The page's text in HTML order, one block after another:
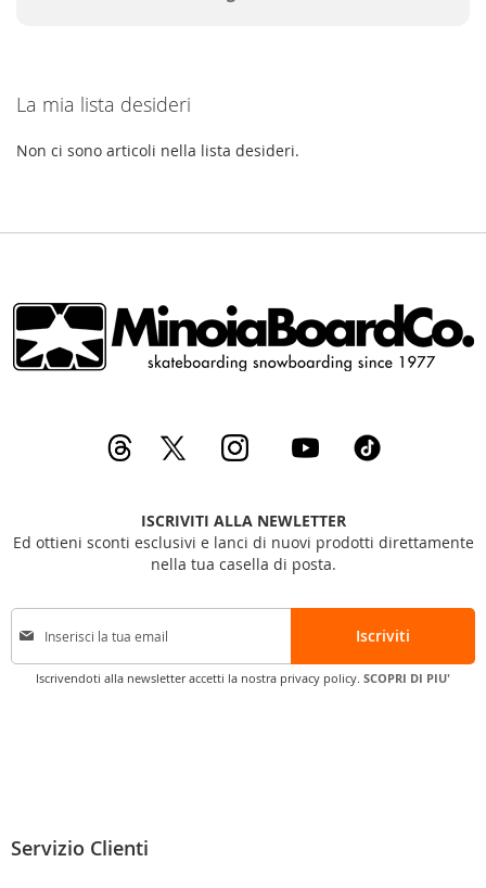
La mia lista desideri
Non ci sono articoli nella lista desideri.
ISCRIVITI ALLA NEWLETTER
Ed ottieni sconti esclusivi e lanci di nuovi prodotti direttamente
nella tua casella di posta.
I
c
l
Iscriviti
Iscrivendoti alla newsletter accetti la nostra privacy policy. SCOPRI DI PIU'
Servizio Clienti